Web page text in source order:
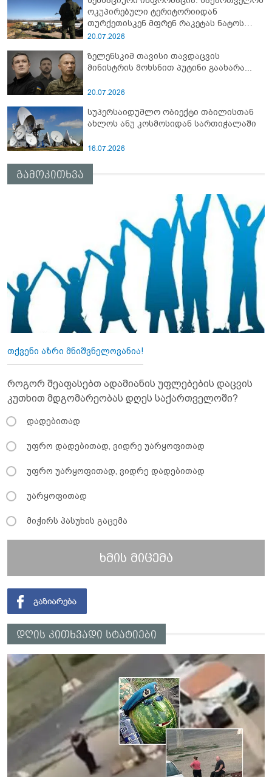
ოკუპირებული ტერიტორიიდან
თურქეთისკენ მფრენ რაკეტას ნატოს
სამიტი კინაღამ ჩაუშლია
20.07.2026
ზელენსკიმ თავისი თავდაცვის
მინისტრის მოხსნით პუტინი გაახარა...
20.07.2026
სუპერსაიდუმლო ობიექტი თბილისთან
ახლოს ანუ კოსმოსიდან სართიჭალაში
16.07.2026
გამოკითხვა
თქვენი აზრი მნიშვნელოვანია!
როგორ შეაფასებთ ადამიანის უფლებების დაცვის
კუთხით მდგომარეობას დღეს საქართველოში?
დადებითად
უფრო დადებითად, ვიდრე უარყოფითად
უფრო უარყოფითად, ვიდრე დადებითად
უარყოფითად
მიჭირს პასუხის გაცემა
ხმის მიცემა
დღის კითხვადი სტატიები